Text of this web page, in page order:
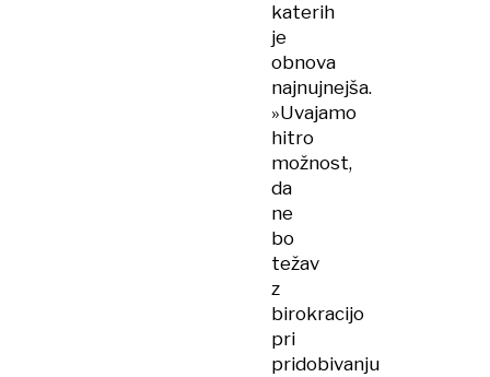
katerih
je
obnova
najnujnejša.
»Uvajamo
hitro
možnost,
da
ne
bo
težav
z
birokracijo
pri
pridobivanju